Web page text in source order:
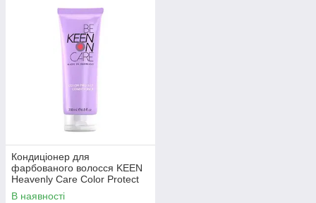
Кондиціонер для
фарбованого волосся KEEN
Heavenly Care Color Protect
Conditioner 200 мл
В наявності